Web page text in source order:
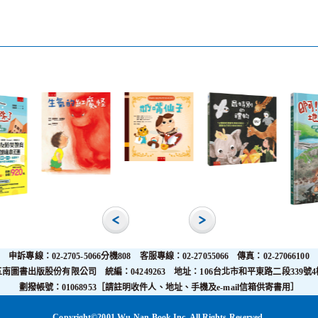
申訴專線：02-2705-5066分機808 客服專線：02-27055066 傳真：02-27066100
南圖書出版股份有限公司 統編：04249263 地址：106台北市和平東路二段339號4
劃撥帳號：01068953［請註明收件人、地址、手機及e-mail信箱供寄書用］